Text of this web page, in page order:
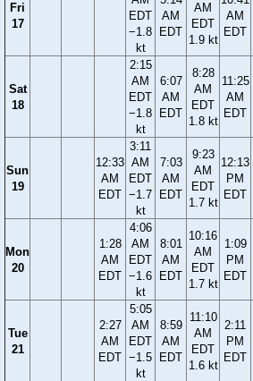
Fri
17
EDT
−1.8
kt
AM
EDT
AM
EDT
1.9 kt
AM
EDT
Sat
18
2:15
AM
EDT
−1.8
kt
6:07
AM
EDT
8:28
AM
EDT
1.8 kt
11:25
AM
EDT
Sun
19
12:33
AM
EDT
3:11
AM
EDT
−1.7
kt
7:03
AM
EDT
9:23
AM
EDT
1.7 kt
12:13
PM
EDT
Mon
20
1:28
AM
EDT
4:06
AM
EDT
−1.6
kt
8:01
AM
EDT
10:16
AM
EDT
1.7 kt
1:09
PM
EDT
Tue
21
2:27
AM
EDT
5:05
AM
EDT
−1.5
kt
8:59
AM
EDT
11:10
AM
EDT
1.6 kt
2:11
PM
EDT